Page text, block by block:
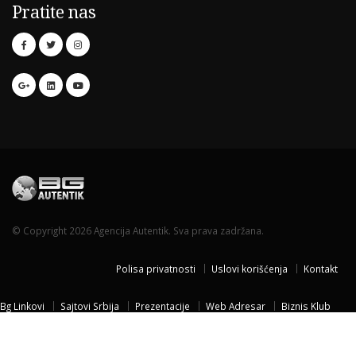
Pratite nas
© Copyright 2026 Agencija Autentik. Sva prava zadržana.
Polisa privatnosti Uslovi korišćenja Kontakt
Bg Linkovi Sajtovi Srbija Prezentacije Web Adresar
Biznis Klub